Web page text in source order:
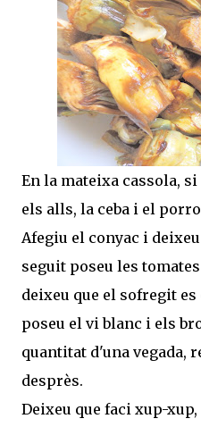
En la mateixa cassola,
els alls, la ceba i el
Afegiu el conyac i
seguit poseu les
deixeu que el sofregit
poseu el vi blanc i els
quantitat d'una vegada,
desprès.
Deixeu que faci xup-